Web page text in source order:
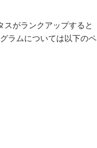
がランクアップすると
ラムについては以下のペ